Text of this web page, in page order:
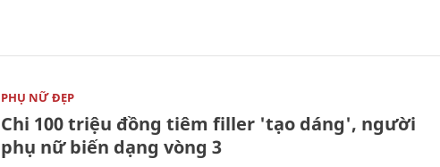
PHỤ NỮ ĐẸP
Chi 100 triệu đồng tiêm filler 'tạo dáng', người
phụ nữ biến dạng vòng 3